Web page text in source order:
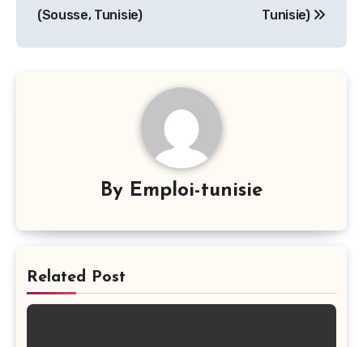
l’article
(Sousse, Tunisie)
Tunisie)
By Emploi-tunisie
Related Post